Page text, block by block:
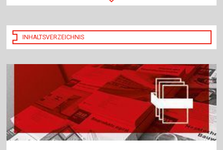
INHALTSVERZEICHNIS